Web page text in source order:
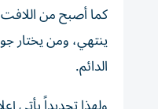
كما أصبح من
ينتهي، ومن يختار
الدائم.